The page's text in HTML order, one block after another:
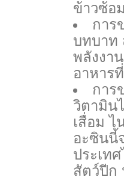
ข้าวซ้อ
การ
บทบาท
พลังงา
อาหาร
การ
วิตามิน
เสื่อม
อะซินนี้
ประเท
สัตว์ปีก